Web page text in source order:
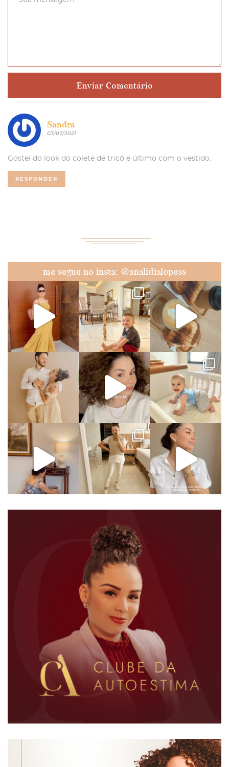
Sandra
03/07/2021
Gostei do look do colete de tricô e último com o vestido.
RESPONDER
me segue no insta: @analidialopess